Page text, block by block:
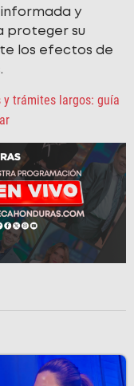
y
proteger su
los efectos de
y trámites largos: guía